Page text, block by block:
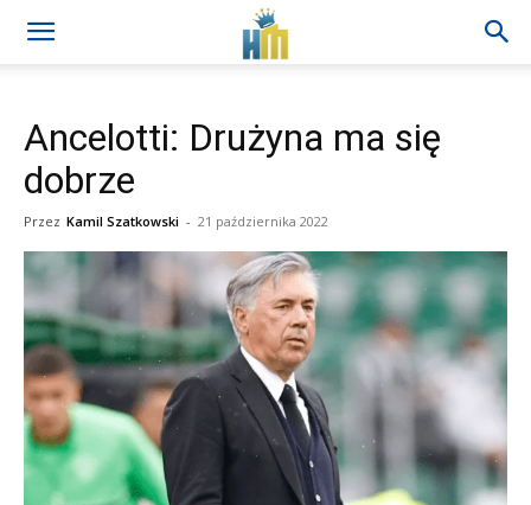
Ancelotti: Drużyna ma się
dobrze
Przez Kamil Szatkowski - 21 października 2022